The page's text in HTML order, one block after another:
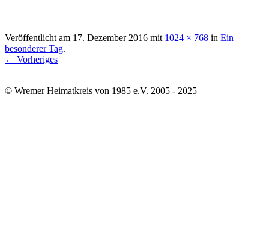
Veröffentlicht am 17. Dezember 2016 mit 1024 × 768 in Ein
besonderer Tag.
← Vorheriges
© Wremer Heimatkreis von 1985 e.V. 2005 - 2025